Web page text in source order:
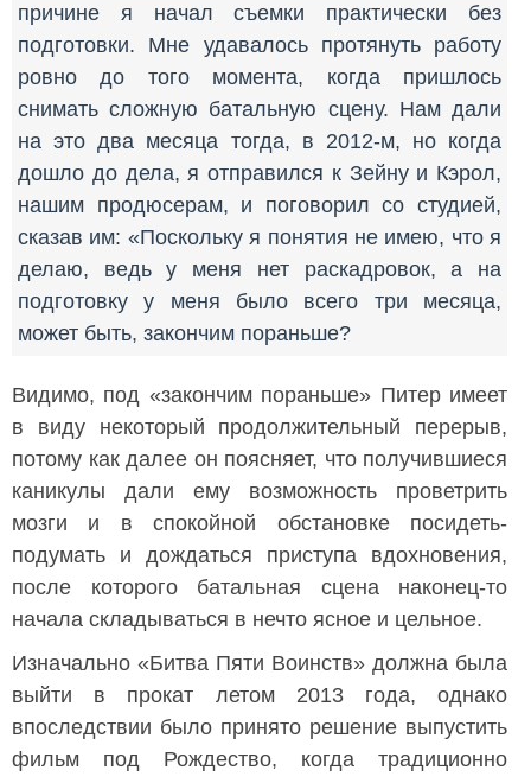
причине я начал съемки практически без
подготовки. Мне удавалось протянуть работу
ровно до того момента, когда пришлось
снимать сложную батальную сцену. Нам дали
на это два месяца тогда, в 2012-м, но когда
дошло до дела, я отправился к Зейну и Кэрол,
нашим продюсерам, и поговорил со студией,
сказав им: «Поскольку я понятия не имею, что я
делаю, ведь у меня нет раскадровок, а на
подготовку у меня было всего три месяца,
может быть, закончим пораньше?
Видимо, под «закончим пораньше» Питер имеет
в виду некоторый продолжительный перерыв,
потому как далее он поясняет, что получившиеся
каникулы дали ему возможность проветрить
мозги и в спокойной обстановке посидеть-
подумать и дождаться приступа вдохновения,
после которого батальная сцена наконец-то
начала складываться в нечто ясное и цельное.
Изначально «Битва Пяти Воинств» должна была
выйти в прокат летом 2013 года, однако
впоследствии было принято решение выпустить
фильм под Рождество, когда традиционно